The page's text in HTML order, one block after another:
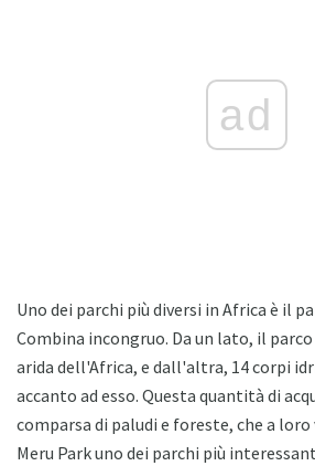
ad
Uno dei parchi più diversi in Africa è il
Combina incongruo. Da un lato, il
arida dell'Africa, e dall'altra, 14 corpi
accanto ad esso. Questa quantità di
comparsa di paludi e foreste, che a
Meru Park uno dei parchi più